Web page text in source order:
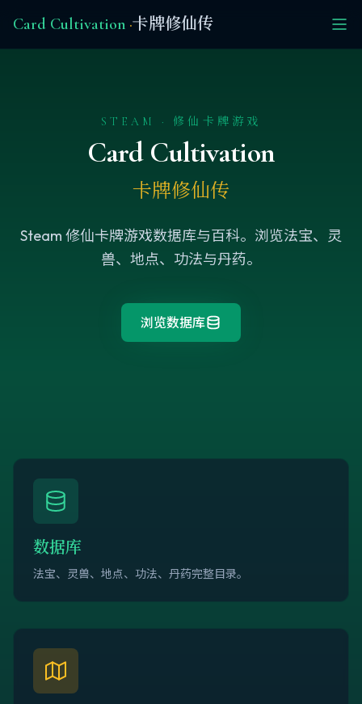
Card Cultivation ·卡牌修仙传
STEAM · 修仙卡牌游戏
Card Cultivation
卡牌修仙传
Steam 修仙卡牌游戏数据库与百科。浏览法宝、灵
兽、地点、功法与丹药。
浏览数据库
数据库
法宝、灵兽、地点、功法、丹药完整目录。